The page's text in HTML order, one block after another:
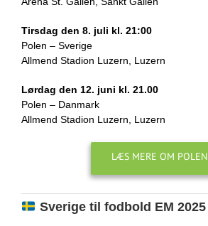
Tirsdag den 8. juli kl. 21:00
Polen – Sverige
Allmend Stadion Luzern, Luzern
Lørdag den 12. juni kl. 21.00
Polen – Danmark
Allmend Stadion Luzern, Luzern
LÆS MERE OM POLEN
Sverige til fodbold EM 2025